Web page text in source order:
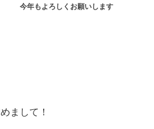
今年もよろしくお願いします
まして！